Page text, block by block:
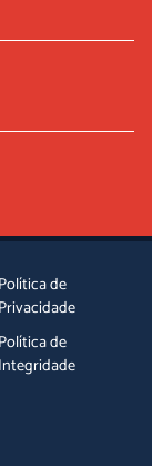
Política de
Privacidade
Política de
Integridade